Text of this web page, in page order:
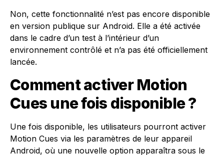
Non, cette fonctionnalité n’est pas encore disponible
en version publique sur Android. Elle a été activée
dans le cadre d’un test à l’intérieur d’un
environnement contrôlé et n’a pas été officiellement
lancée.
Comment activer Motion
Cues une fois disponible ?
Une fois disponible, les utilisateurs pourront activer
Motion Cues via les paramètres de leur appareil
Android, où une nouvelle option apparaîtra sous le